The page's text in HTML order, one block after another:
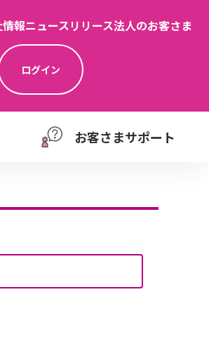
報ニュースリリース法人のお客さま
ログイン
お客さまサポート